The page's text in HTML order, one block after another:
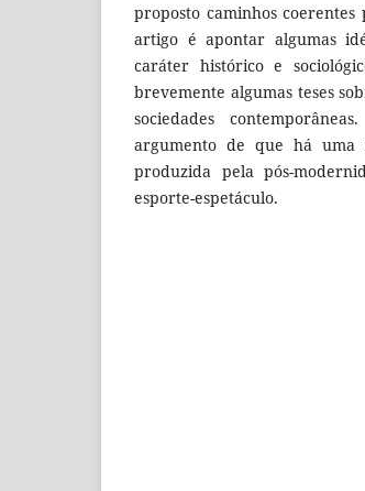
proposto caminhos
artigo é apontar algumas
caráter histórico e
brevemente algumas teses
sociedades
argumento de que há uma
produzida pela pós-
esporte-espetáculo.